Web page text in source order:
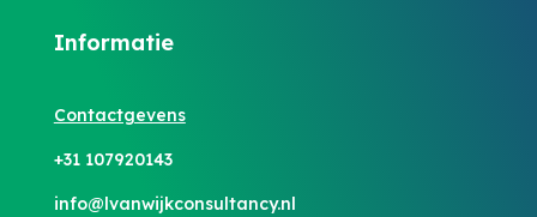
Informatie
Contactgevens
+31 107920143
info@lvanwijkconsultancy.nl